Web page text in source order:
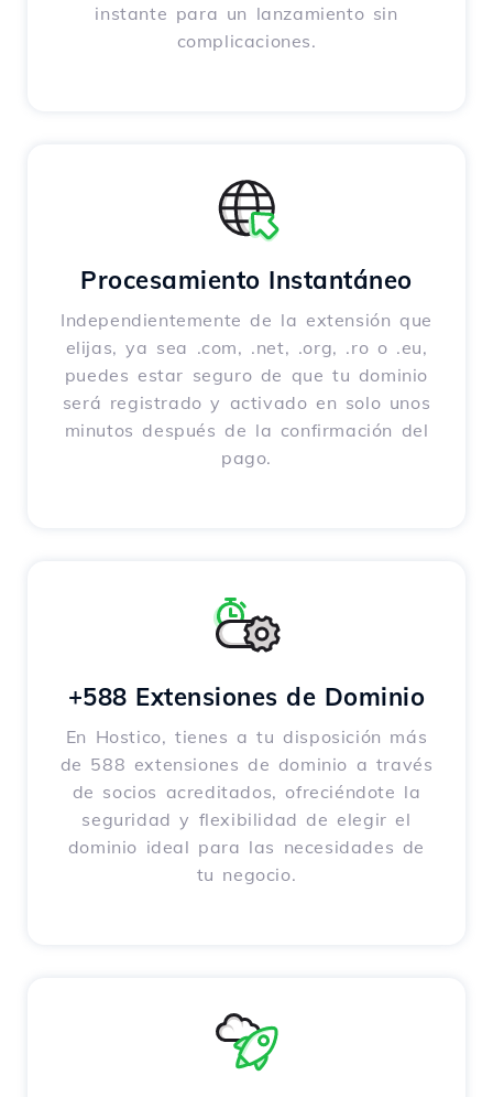
instante para un lanzamiento sin
complicaciones.
Procesamiento Instantáneo
Independientemente de la extensión que
elijas, ya sea .com, .net, .org, .ro o .eu,
puedes estar seguro de que tu dominio
será registrado y activado en solo unos
minutos después de la confirmación del
pago.
+588 Extensiones de Dominio
En Hostico, tienes a tu disposición más
de 588 extensiones de dominio a través
de socios acreditados, ofreciéndote la
seguridad y flexibilidad de elegir el
dominio ideal para las necesidades de
tu negocio.